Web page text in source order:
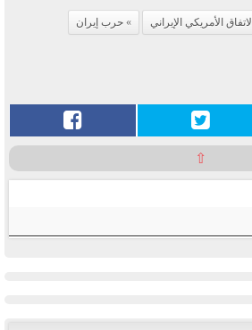
الاتفاق الأمريكي الإيراني
حرب إيران
⇧